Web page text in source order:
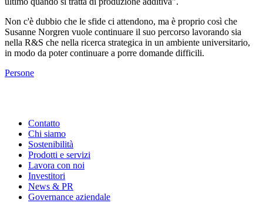
Non c'è dubbio che le sfide ci attendono, ma è proprio così che
Susanne Norgren vuole continuare il suo percorso lavorando sia
nella R&S che nella ricerca strategica in un ambiente universitario,
in modo da poter continuare a porre domande difficili.
Persone
Contatto
Chi siamo
Sostenibilità
Prodotti e servizi
Lavora con noi
Investitori
News & PR
Governance aziendale